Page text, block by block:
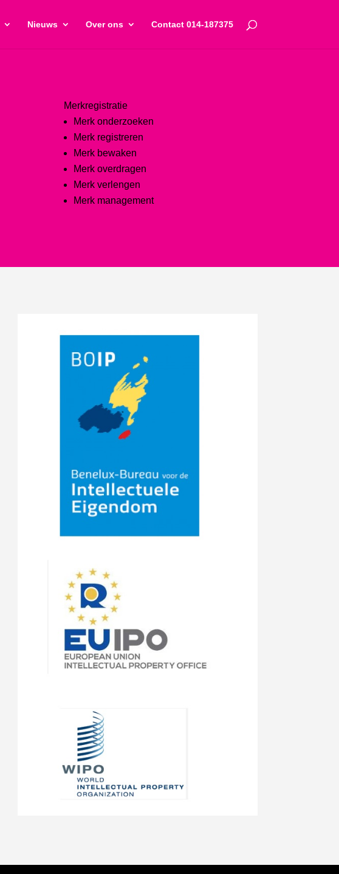
Nieuws Over ons Contact 014-187375
Merkregistratie
Merk onderzoeken
Merk registreren
Merk bewaken
Merk overdragen
Merk verlengen
Merk management